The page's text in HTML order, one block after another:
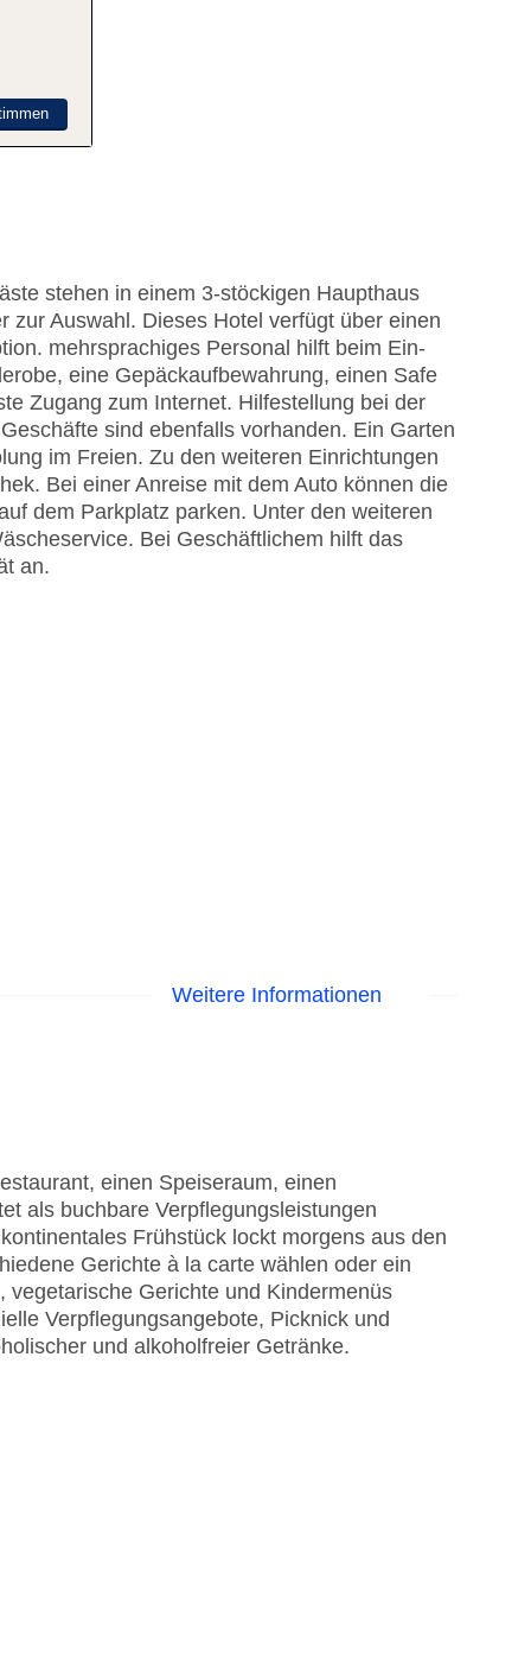
stehen in einem 3-stöckigen Haupthaus
Auswahl. Dieses Hotel verfügt über einen
mehrsprachiges Personal hilft beim Ein-
eine Gepäckaufbewahrung, einen Safe
Zugang zum Internet. Hilfestellung bei der
sind ebenfalls vorhanden. Ein Garten
im Freien. Zu den weiteren Einrichtungen
Bei einer Anreise mit dem Auto können die
dem Parkplatz parken. Unter den weiteren
Bei Geschäftlichem hilft das
an.
Weitere Informationen
einen Speiseraum, einen
als buchbare Verpflegungsleistungen
Frühstück lockt morgens aus den
Gerichte à la carte wählen oder ein
Gerichte und Kindermenüs
Verpflegungsangebote, Picknick und
und alkoholfreier Getränke.